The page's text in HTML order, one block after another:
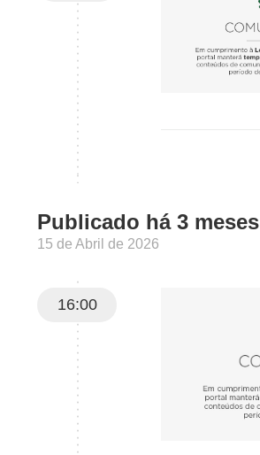
Publicado há 3 meses
15 de Abril de 2026
16:00